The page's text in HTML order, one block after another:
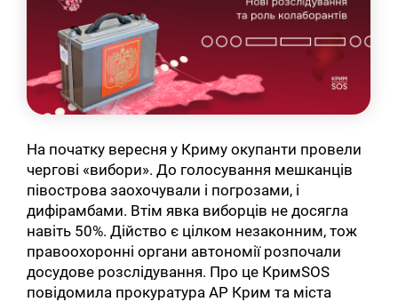
На початку вересня у Криму окупанти провели
чергові «вибори». До голосування мешканців
півострова заохочували і погрозами, і
дифірамбами. Втім явка виборців не досягла
навіть 50%. Дійство є цілком незаконним, тож
правоохоронні органи автономії розпочали
досудове розслідування. Про це КримSOS
повідомила прокуратура АР Крим та міста